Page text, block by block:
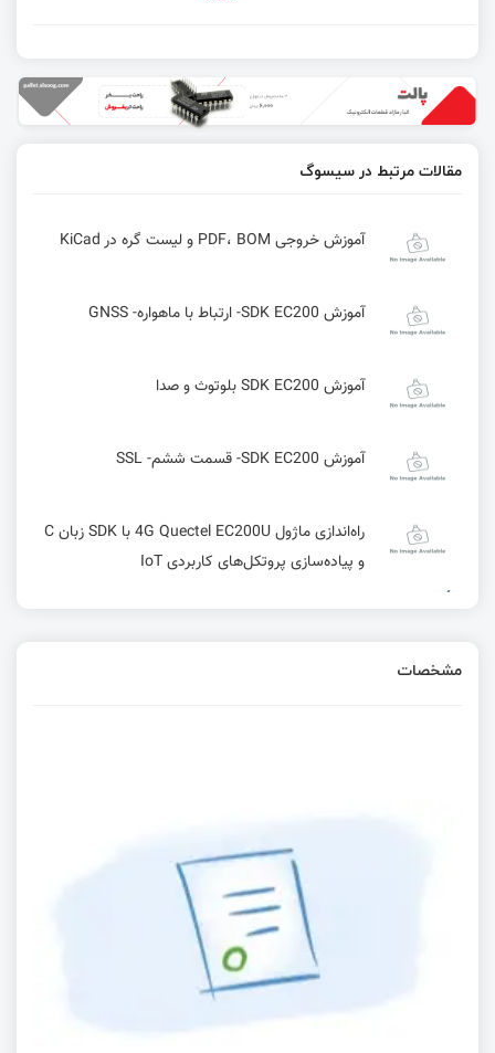
مقالات مرتبط در سیسوگ
آموزش خروجی PDF، BOM و لیست گره در KiCad
آموزش SDK EC200- ارتباط با ماهواره- GNSS
آموزش SDK EC200 بلوتوث و صدا
آموزش SDK EC200- قسمت ششم- SSL
راه‌اندازی ماژول 4G Quectel EC200U با SDK زبان C
و پیاده‌سازی پروتکل‌های کاربردی IoT
ماژول های کوئکتل - کویکتل و قابلیت خارق العاده
OpenCPU
مشخصات